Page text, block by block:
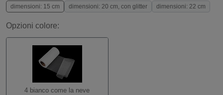
dimensioni: 15 cm dimensioni: 20 cm, con glitter dimensioni: 22 cm
Opzioni colore:
4 bianco come la neve